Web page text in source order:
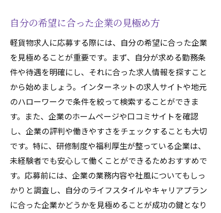
自分の希望に合った企業の見極め方
軽貨物求人に応募する際には、自分の希望に合った企業
を見極めることが重要です。まず、自分が求める勤務条
件や待遇を明確にし、それに合った求人情報を探すこと
から始めましょう。インターネットの求人サイトや地元
のハローワークで条件を絞って検索することができま
す。また、企業のホームページや口コミサイトを確認
し、企業の評判や働きやすさをチェックすることも大切
です。特に、研修制度や福利厚生が整っている企業は、
未経験者でも安心して働くことができるためおすすめで
す。応募前には、企業の業務内容や社風についてもしっ
かりと調査し、自分のライフスタイルやキャリアプラン
に合った企業かどうかを見極めることが成功の鍵となり